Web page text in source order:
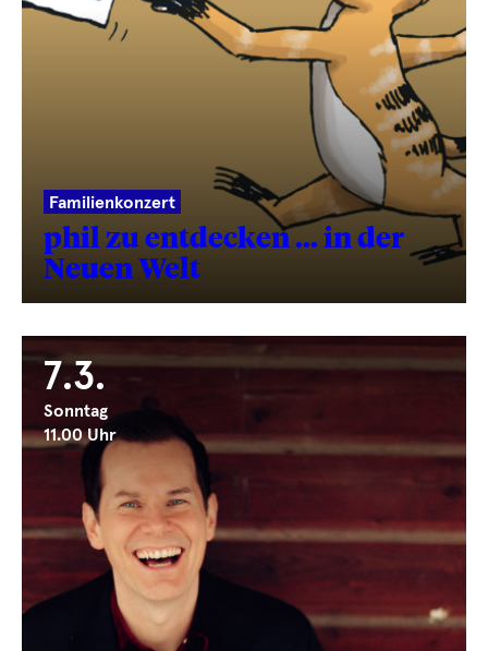
Familienkonzert
phil zu entdecken … in der
Neuen Welt
7.3.
Sonntag
11.00 Uhr